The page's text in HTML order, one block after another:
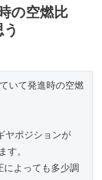
の空燃比
いて発進時の空燃
ヤポジションが
す。
によっても多少調